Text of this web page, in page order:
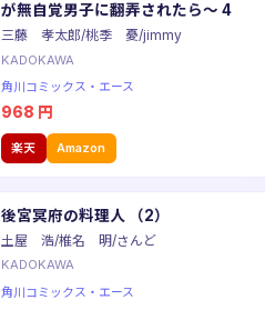
が無自覚男子に翻弄されたら〜 4
三藤 孝太郎/桃季 憂/jimmy
KADOKAWA
角川コミックス・エース
968 円
楽天 Amazon
後宮冥府の料理人 （2）
土屋 浩/椎名 明/さんど
KADOKAWA
角川コミックス・エース